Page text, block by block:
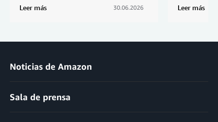
Leer más 30.06.2026 Leer más
Noticias de Amazon
Sala de prensa